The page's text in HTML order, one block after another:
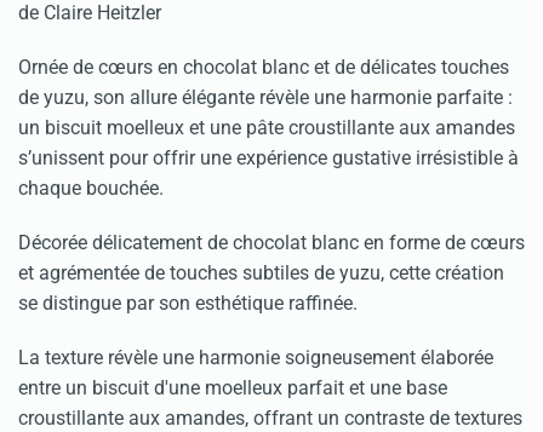
de Claire Heitzler
Ornée de cœurs en chocolat blanc et de délicates touches
de yuzu, son allure élégante révèle une harmonie parfaite :
un biscuit moelleux et une pâte croustillante aux amandes
s’unissent pour offrir une expérience gustative irrésistible à
chaque bouchée.
Décorée délicatement de chocolat blanc en forme de cœurs
et agrémentée de touches subtiles de yuzu, cette création
se distingue par son esthétique raffinée.
La texture révèle une harmonie soigneusement élaborée
entre un biscuit d'une moelleux parfait et une base
croustillante aux amandes, offrant un contraste de textures